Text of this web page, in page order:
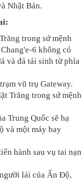
Nhật Bản.
trong sứ mệnh
6 không có
và đá tái sinh từ phía
vũ trụ Gateway.
Trăng trong sứ mệnh
Trung Quốc sẽ hạ
và một máy bay
hành sau vụ tai nạn
lái của Ấn Độ,